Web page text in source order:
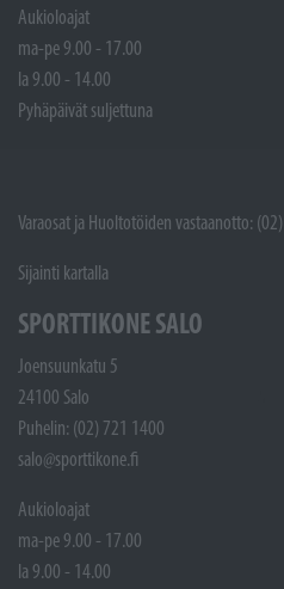
Aukioloajat
ma-pe 9.00 - 17.00
la 9.00 - 14.00
Pyhäpäivät suljettuna
Varaosat ja Huoltotöiden vastaanotto:
Sijainti kartalla
SPORTTIKONE SALO
Joensuunkatu 5
24100 Salo
Puhelin: (02) 721 1400
salo@sporttikone.fi
Aukioloajat
ma-pe 9.00 - 17.00
la 9.00 - 14.00